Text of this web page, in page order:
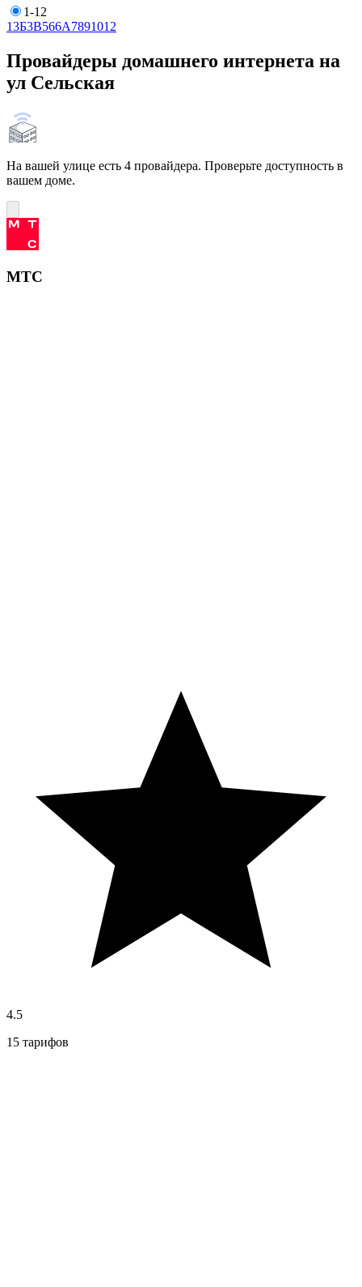
1-12
13Б3В566А7891012
Провайдеры домашнего интернета на
ул Сельская
На вашей улице есть 4 провайдера. Проверьте доступность в
вашем доме.
МТС
4.5
15 тарифов